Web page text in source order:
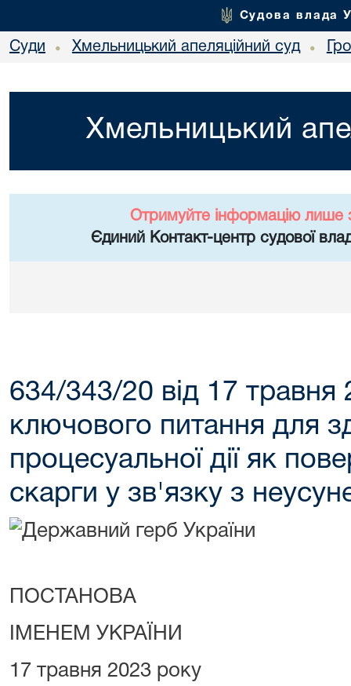
Судова влада
Суди • Хмельницький апеляційний суд •
Хмельницький
Отримуйте інформацію лише
Єдиний Контакт-центр судової
634/343/20 від 17
ключового питання для
процесуальної дії як
скарги у зв'язку з
ПОСТАНОВА
ІМЕНЕМ УКРАЇНИ
17 травня 2023 року